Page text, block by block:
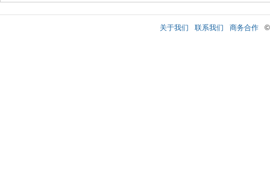
关于我们 联系我们 商务合作